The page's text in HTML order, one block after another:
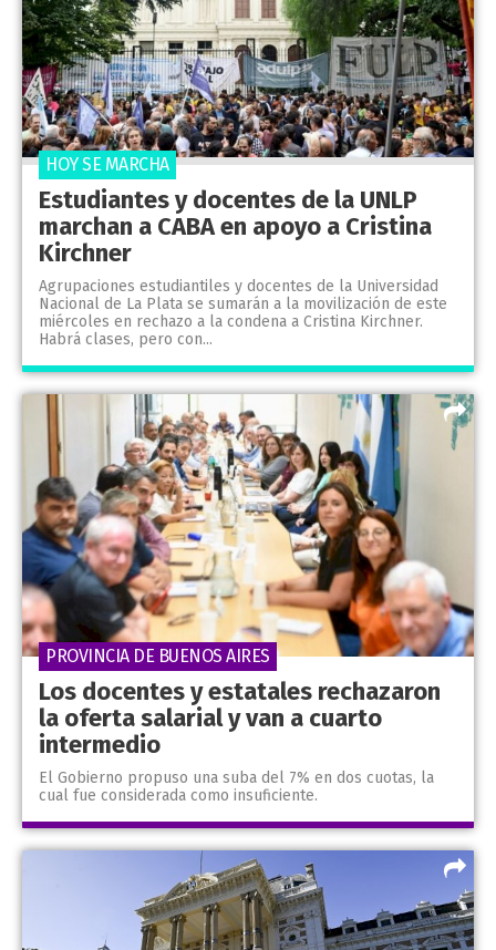
Estudiantes y docentes de la UNLP
marchan a CABA en apoyo a Cristina
Kirchner
Agrupaciones estudiantiles y docentes de la Universidad
Nacional de La Plata se sumarán a la movilización de este
miércoles en rechazo a la condena a Cristina Kirchner.
Habrá clases, pero con...
HOY SE MARCHA
Los docentes y estatales rechazaron
la oferta salarial y van a cuarto
intermedio
El Gobierno propuso una suba del 7% en dos cuotas, la
cual fue considerada como insuficiente.
PROVINCIA DE BUENOS AIRES